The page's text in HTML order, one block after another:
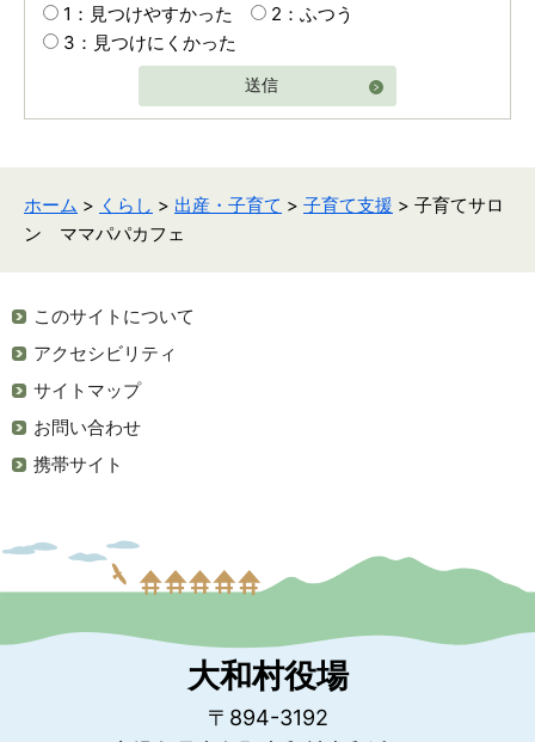
1：見つけやすかった
2：ふつう
3：見つけにくかった
送信
ホーム > くらし > 出産・子育て > 子育て支援 > 子育てサロ
ン ママパパカフェ
このサイトについて
アクセシビリティ
サイトマップ
お問い合わせ
携帯サイト
大和村役場
〒894-3192